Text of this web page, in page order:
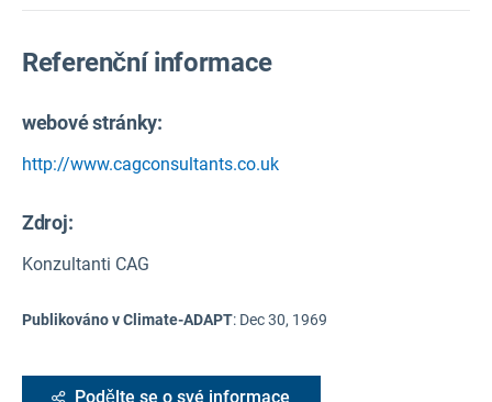
Referenční informace
webové stránky:
http://www.cagconsultants.co.uk
Zdroj:
Konzultanti CAG
Publikováno v Climate-ADAPT: Dec 30, 1969
Podělte se o své informace